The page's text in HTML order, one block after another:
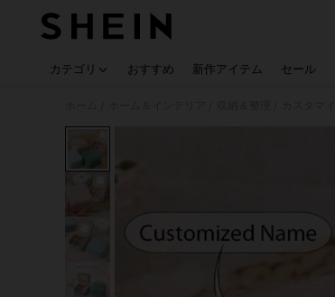
カテゴリ おすすめ 新作アイテム セール